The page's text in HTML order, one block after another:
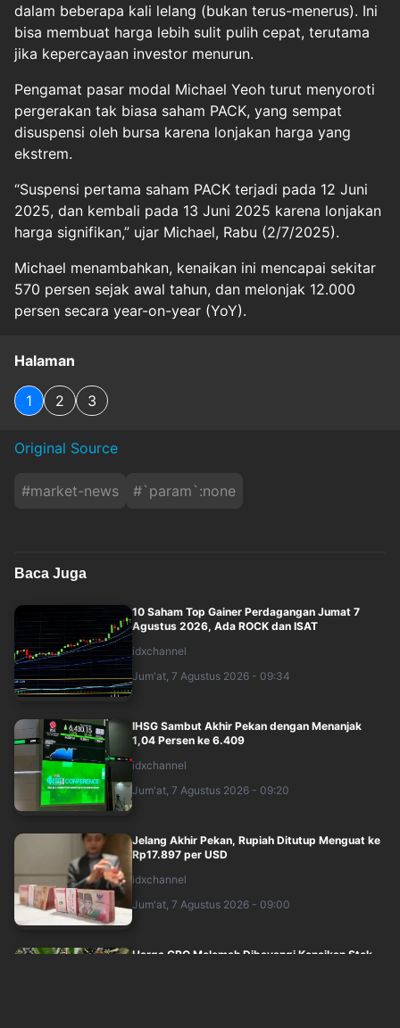
dalam beberapa kali lelang (bukan terus-menerus). Ini
bisa membuat harga lebih sulit pulih cepat, terutama
jika kepercayaan investor menurun.
Pengamat pasar modal Michael Yeoh turut menyoroti
pergerakan tak biasa saham PACK, yang sempat
disuspensi oleh bursa karena lonjakan harga yang
ekstrem.
“Suspensi pertama saham PACK terjadi pada 12 Juni
2025, dan kembali pada 13 Juni 2025 karena lonjakan
harga signifikan,” ujar Michael, Rabu (2/7/2025).
Michael menambahkan, kenaikan ini mencapai sekitar
570 persen sejak awal tahun, dan melonjak 12.000
persen secara year-on-year (YoY).
Halaman
1 2 3
Original Source
#market-news #`param`:none
Baca Juga
10 Saham Top Gainer Perdagangan Jumat 7
Agustus 2026, Ada ROCK dan ISAT
idxchannel
Jum'at, 7 Agustus 2026 - 09:34
IHSG Sambut Akhir Pekan dengan Menanjak
1,04 Persen ke 6.409
idxchannel
Jum'at, 7 Agustus 2026 - 09:20
Jelang Akhir Pekan, Rupiah Ditutup Menguat ke
Rp17.897 per USD
idxchannel
Jum'at, 7 Agustus 2026 - 09:00
Harga CPO Melemah Dibayangi Kenaikan Stok